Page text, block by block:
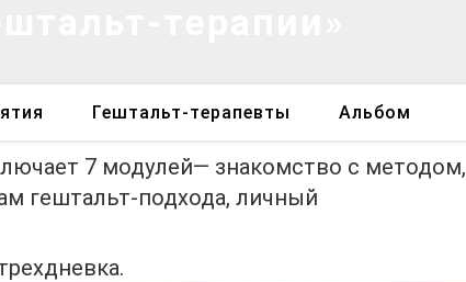
Гештальт-терапевты Альбом
7 модулей— знакомство с методом,
гештальт-подхода, личный